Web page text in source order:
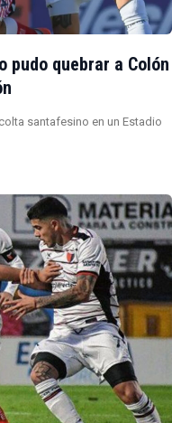
pudo quebrar a Colón
santafesino en un Estadio